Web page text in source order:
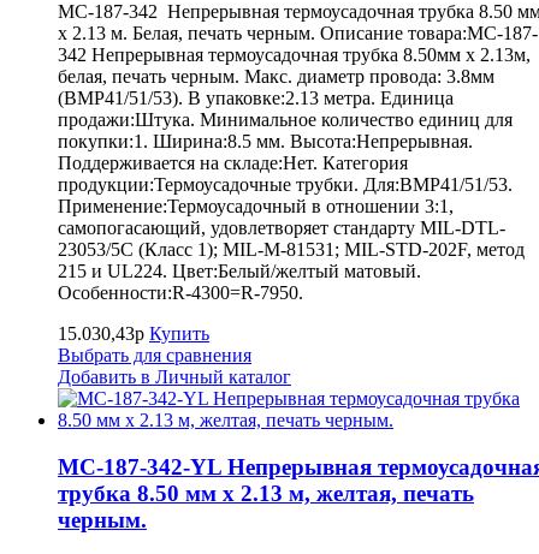
MC-187-342 Непрерывная термоусадочная трубка 8.50
х 2.13 м. Белая, печать черным. Описание товара:MC-187-
342 Непрерывная термоусадочная трубка 8.50мм х 2.13м,
белая, печать черным. Макс. диаметр провода: 3.8мм
(BMP41/51/53). В упаковке:2.13 метра. Единица
продажи:Штука. Минимальное количество единиц для
покупки:1. Ширина:8.5 мм. Высота:Непрерывная.
Поддерживается на складе:Нет. Категория
продукции:Термоусадочные трубки. Для:BMP41/51/53.
Применение:Термоусадочный в отношении 3:1,
самопогасающий, удовлетворяет стандарту MIL-DTL-
23053/5C (Класс 1); MIL-M-81531; MIL-STD-202F, метод
215 и UL224. Цвет:Белый/желтый матовый.
Особенности:R-4300=R-7950.
15.030,43р Купить
Выбрать для сравнения
Добавить в Личный каталог
MC-187-342-YL Непрерывная
трубка 8.50 мм х 2.13 м, желтая, печать
черным.